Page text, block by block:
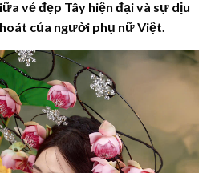
vẻ đẹp Tây hiện đại và sự dịu
của người phụ nữ Việt.